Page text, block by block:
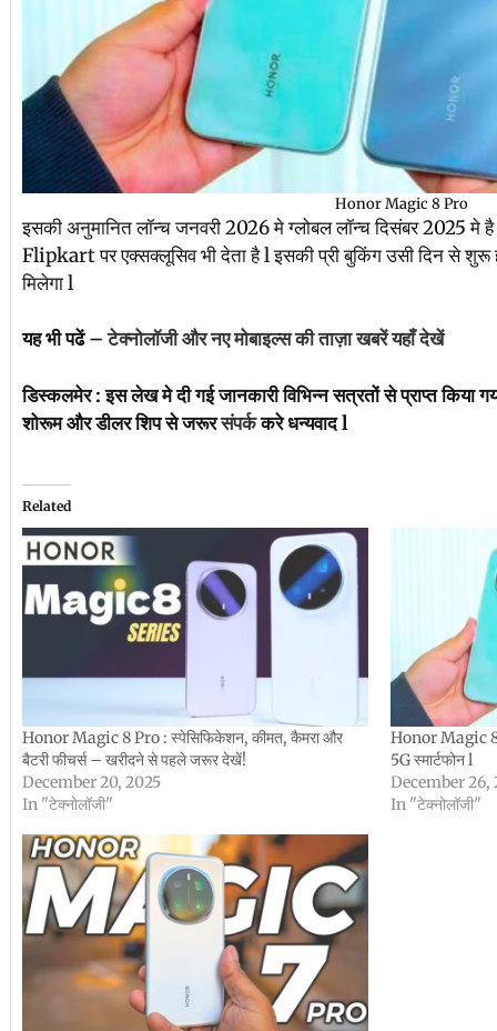
Honor Magic 8 Pro
इसकी अनुमानित लॉन्च जनवरी 2026 मे ग्लोबल लॉन्च दिसंबर 2025 मे
Flipkart पर एक्सक्लूसिव भी देता है l इसकी प्री बुकिंग उसी दिन से शुरू
मिलेगा l
यह भी पढें –टेक्नोलॉजी और नए मोबाइल्स की ताज़ा खबरें यहाँ देखें
डिस्कलमेर : इस लेख मे दी गई जानकारी विभिन्न सत्रतों से प्राप्त
शोरूम और डीलर शिप से जरूरसंपर्ककरे धन्यवाद l
Related
Honor Magic 8 Pro : स्पेसिफिकेशन, कीमत, कैमरा और
बैटरी फीचर्स – खरीदने से पहले जरूर देखें!
December 20, 2025
In "टेक्नोलॉजी"
Honor Magic 8
5G स्मार्टफोन l
December 26,
In "टेक्नोलॉजी"